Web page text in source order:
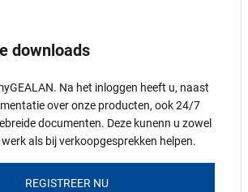
downloads
Na het inloggen heeft u, naast
over onze producten, ook 24/7
documenten. Deze kunenn u zowel
als bij verkoopgesprekken helpen.
REGISTREER NU